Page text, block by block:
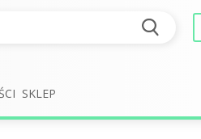
SKLEP